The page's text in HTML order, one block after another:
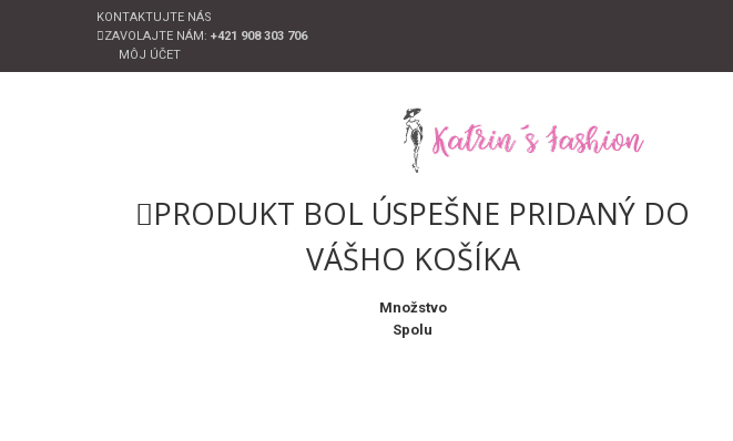
KONTAKTUJTE NÁS
ZAVOLAJTE NÁM: +421 908 303 706
MÔJ ÚČET
PRODUKT BOL ÚSPEŠNE PRIDANÝ DO
VÁŠHO KOŠÍKA
Množstvo
Spolu